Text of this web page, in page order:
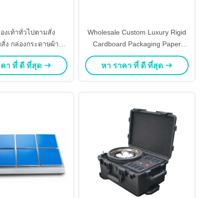
งเท้าทั่วไปตามสั่ง
ง กล่องกระดาษผ้าสีดํ
าเปล่า
า ที่ ดี ที่สุด
Wholesale Custom Luxury Rigid
Cardboard Packaging Paper
Ribbon หนังสลักพับได้ กล่องของ
ขวัญสําหรับสาวแต่ง
หา ราคา ที่ ดี ที่สุด